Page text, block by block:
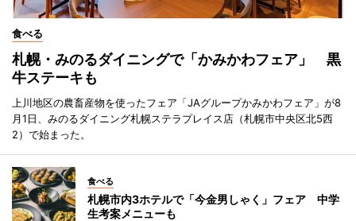
食べる
札幌・みのるダイニングで「かみかわフェア」 黒
牛ステーキも
上川地区の農畜産物を使ったフェア「JAグループかみかわフェア」が8
月1日、みのるダイニング札幌ステラプレイス店（札幌市中央区北5西
2）で始まった。
食べる
札幌市内3ホテルで「今金男しゃく」フェア 中学
生考案メニューも